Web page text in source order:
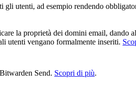
gli utenti, ad esempio rendendo
la proprietà dei domini email,
utenti vengano formalmente inseriti.
Send. Scopri di più.